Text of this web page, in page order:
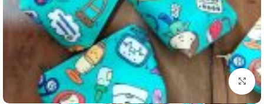
برای بزرگنمایی کلیک کنید